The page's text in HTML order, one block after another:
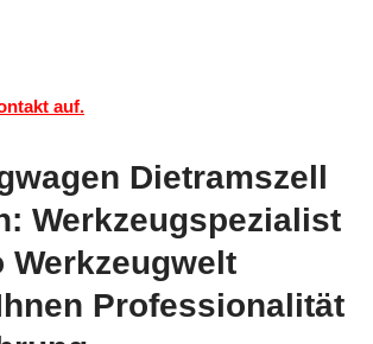
auf.
Dietramszell
Werkzeugspezialist
Werkzeugwelt
Professionalität